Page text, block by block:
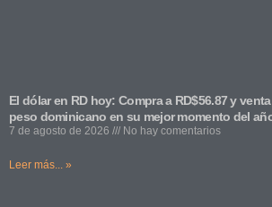
El dólar en RD hoy: Compra a RD$56.87 y
peso dominicano en su mejor momento del
7 de agosto de 2026 No hay comentarios
Leer más... »